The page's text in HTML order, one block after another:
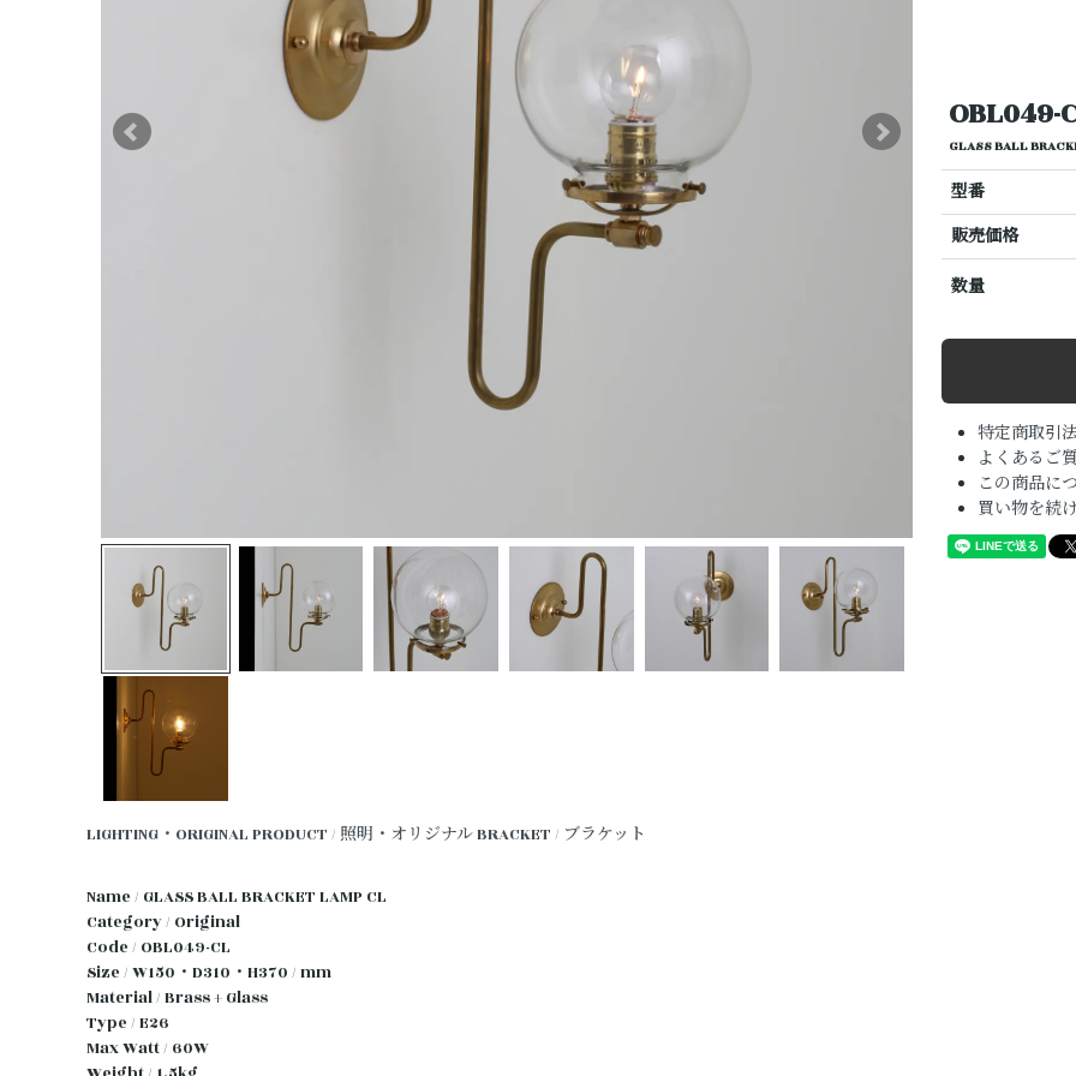
OBL049-
GLASS BALL
型番
販売価格
数量
特定商取引
よくあるご
この商品に
買い物を続
LIGHTING・ORIGINAL PRODUCT / 照明・オリジナルBRACKET / ブラケット
Name / GLASS BALL BRACKET LAMP CL
Category / Original
Code / OBL049-CL
Size / W150・D310・H370 / mm
Material / Brass + Glass
Type / E26
Max Watt / 60W